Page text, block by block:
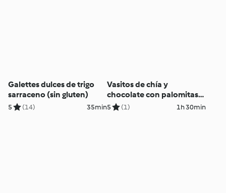
Galettes dulces de trigo
sarraceno (sin gluten)
5 (14) 35min
Vasitos de chía y
chocolate con palomitas
al caramelo
5 (1) 1h 30min